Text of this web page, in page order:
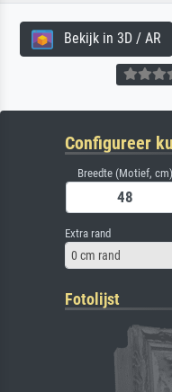
Bekijk in 3D / AR
Configureer
Breedte (Motief, cm)
Extra rand
0 cm rand
Fotolijst